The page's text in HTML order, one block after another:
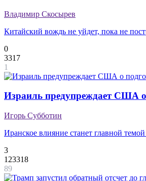
Владимир Скосырев
Китайский вождь не уйдет, пока не
0
3317
1
Израиль предупреждает США о
Игорь Субботин
Иранское влияние станет главной
3
123318
89